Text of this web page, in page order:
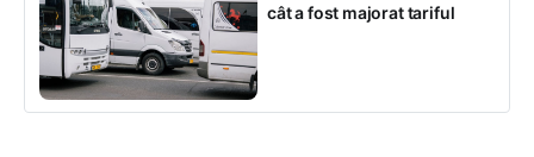
cât a fost majorat tariful